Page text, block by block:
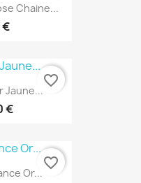
Chaine...
€
Jaune...
€
favorite_border
Or...
favorite_border